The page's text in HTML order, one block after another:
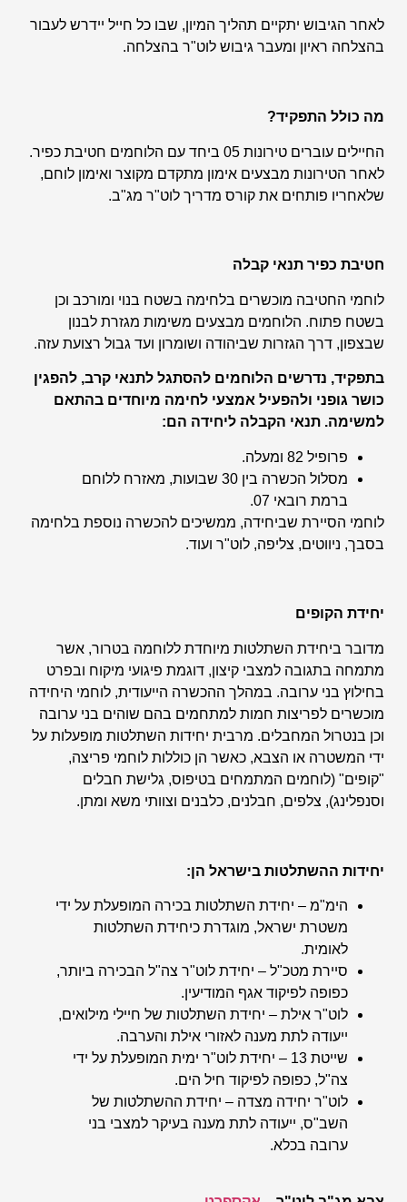
לאחר הגיבוש יתקיים תהליך המיון, שבו כל חייל יידרש לעבור
בהצלחה ראיון ומעבר גיבוש לוט"ר בהצלחה.
מה כולל התפקיד?
החיילים עוברים טירונות 05 ביחד עם הלוחמים חטיבת כפיר.
לאחר הטירונות מבצעים אימון מתקדם מקוצר ואימון לוחם,
שלאחריו פותחים את קורס מדריך לוט"ר מג"ב.
חטיבת כפיר תנאי קבלה
לוחמי החטיבה מוכשרים בלחימה בשטח בנוי ומורכב וכן
בשטח פתוח. הלוחמים מבצעים משימות מגזרת לבנון
שבצפון, דרך הגזרות שביהודה ושומרון ועד גבול רצועת עזה.
בתפקיד, נדרשים הלוחמים להסתגל לתנאי קרב, להפגין
כושר גופני ולהפעיל אמצעי לחימה מיוחדים בהתאם
למשימה. תנאי הקבלה ליחידה הם:
פרופיל 82 ומעלה.
מסלול הכשרה בין 30 שבועות, מאזרח ללוחם
ברמת רובאי 07.
לוחמי הסיירת שביחידה, ממשיכים להכשרה נוספת בלחימה
בסבך, ניווטים, צליפה, לוט"ר ועוד.
יחידת הקופים
מדובר ביחידת השתלטות מיוחדת ללוחמה בטרור, אשר
מתמחה בתגובה למצבי קיצון, דוגמת פיגועי מיקוח ובפרט
בחילוץ בני ערובה. במהלך ההכשרה הייעודית, לוחמי היחידה
מוכשרים לפריצות חמות למתחמים בהם שוהים בני ערובה
וכן בנטרול המחבלים. מרבית יחידות השתלטות מופעלות על
ידי המשטרה או הצבא, כאשר הן כוללות לוחמי פריצה,
"קופים" (לוחמים המתמחים בטיפוס, גלישת חבלים
וסנפלינג), צלפים, חבלנים, כלבנים וצוותי משא ומתן.
יחידות ההשתלטות בישראל הן:
הימ"מ – יחידת השתלטות בכירה המופעלת על ידי
משטרת ישראל, מוגדרת כיחידת השתלטות
לאומית.
סיירת מטכ"ל – יחידת לוט"ר צה"ל הבכירה ביותר,
כפופה לפיקוד אגף המודיעין.
לוט"ר אילת – יחידת השתלטות של חיילי מילואים,
ייעודה לתת מענה לאזורי אילת והערבה.
שייטת 13 – יחידת לוט"ר ימית המופעלת על ידי
צה"ל, כפופה לפיקוד חיל הים.
לוט"ר יחידה מצדה – יחידת ההשתלטות של
השב"ס, ייעודה לתת מענה בעיקר למצבי בני
ערובה בכלא.